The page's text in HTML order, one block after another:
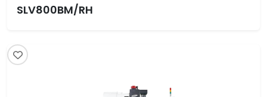
SLV800BM/RH